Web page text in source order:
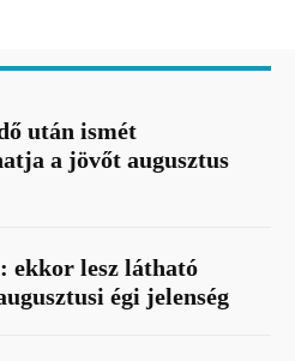
után ismét
a jövőt augusztus
ekkor lesz látható
égi jelenség